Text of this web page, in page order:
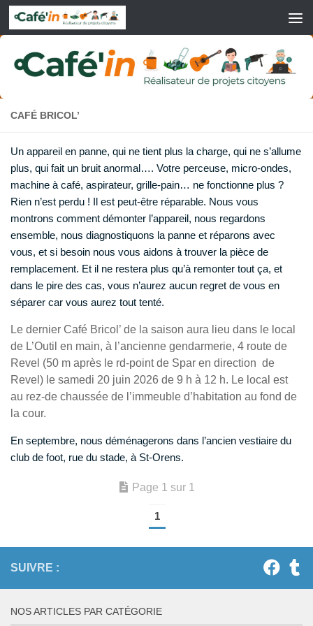
Skip to content
CAFÉ BRICOL’
Un appareil en panne, qui ne tient plus la charge, qui ne s’allume
plus, qui fait un bruit anormal…. Votre perceuse, micro-ondes,
machine à café, aspirateur, grille-pain… ne fonctionne plus ?
Rien n’est perdu ! Il est peut-être réparable. Nous vous
montrons comment démonter l’appareil, nous regardons
ensemble, nous diagnostiquons la panne et réparons avec
vous, et si besoin nous vous aidons à trouver la pièce de
remplacement. Et il ne restera plus qu’à remonter tout ça, et
dans le pire des cas, vous n’aurez aucun regret de vous en
séparer car vous aurez tout tenté.
Le dernier Café Bricol’ de la saison aura lieu dans le local
de L’Outil en main, à l’ancienne gendarmerie, 4 route de
Revel (50 m après le rd-point de Spar en direction de
Revel) le samedi 20 juin 2026 de 9 h à 12 h. Le local est
au rez-de chaussée de l’immeuble d’habitation au fond de
la cour.
En septembre, nous déménagerons dans l’ancien vestiaire du
club de foot, rue du stade, à St-Orens.
Page 1 sur 1
1
SUIVRE :
NOS ARTICLES PAR CATÉGORIE